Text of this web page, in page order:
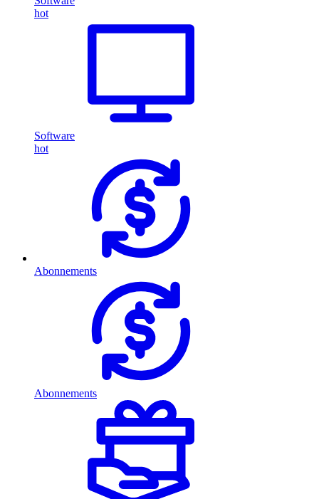
hot
Software
hot
Abonnements
Abonnements